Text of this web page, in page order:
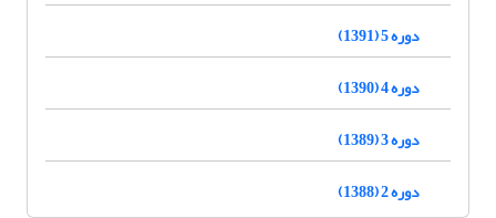
دوره 5 (1391)
دوره 4 (1390)
دوره 3 (1389)
دوره 2 (1388)